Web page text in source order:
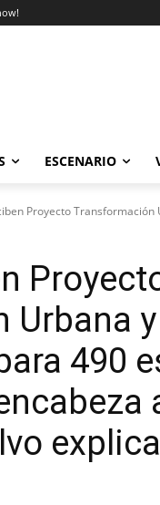
ESCENARIO
Proyecto
490